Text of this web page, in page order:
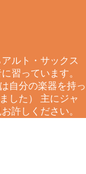
ルト・サックス
習っています。
自分の楽器を持っ
した） 主にジャ
許しください。